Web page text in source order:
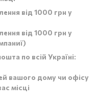
від 1000 грн у
від 1000 грн у
по всій Україні:
вашого дому чи офісу
місці